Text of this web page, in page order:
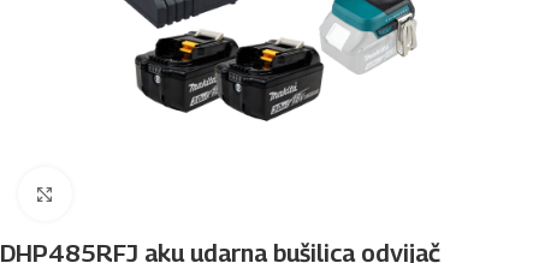
DHP485RFJ aku udarna bušilica odvijač